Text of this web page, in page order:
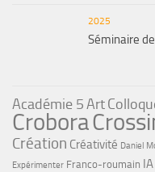
2025
Séminaire
Académie 5Art
Crobora
Création Créativité Daniel
Expérimenter Franco-roumain IA